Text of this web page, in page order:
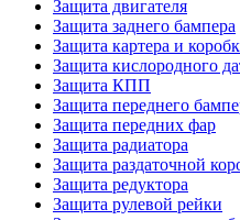
Защита двигателя
Защита заднего бампера
Защита картера и
Защита кислородного
Защита КПП
Защита переднего
Защита передних фар
Защита радиатора
Защита раздаточной
Защита редуктора
Защита рулевой рейки